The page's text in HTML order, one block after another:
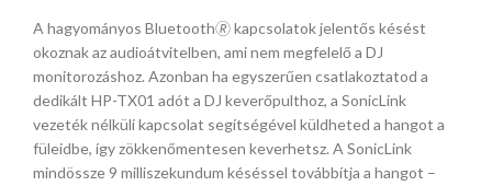
A hagyományos Bluetooth🄬 kapcsolatok jelentős késést
okoznak az audioátvitelben, ami nem megfelelő a DJ
monitorozáshoz. Azonban ha egyszerűen csatlakoztatod a
dedikált HP-TX01 adót a DJ keverőpulthoz, a SonicLink
vezeték nélküli kapcsolat segítségével küldheted a hangot a
füleidbe, így zökkenőmentesen keverhetsz. A SonicLink
mindössze 9 milliszekundum késéssel továbbítja a hangot –